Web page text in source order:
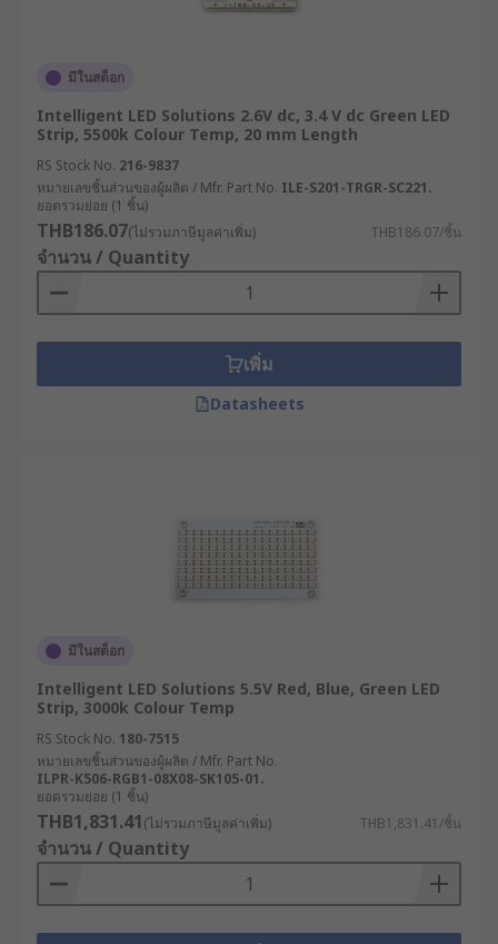
มีในสต็อก
Intelligent LED Solutions 2.6V dc, 3.4 V dc Green LED
Strip, 5500k Colour Temp, 20 mm Length
RS Stock No. 216-9837
หมายเลขชิ้นส่วนของผู้ผลิต / Mfr. Part No. ILE-S201-TRGR-SC221.
ยอดรวมย่อย (1 ชิ้น)
THB186.07(ไม่รวมภาษีมูลค่าเพิ่ม) THB186.07/ชิ้น
จำนวน / Quantity
เพิ่ม
Datasheets
มีในสต็อก
Intelligent LED Solutions 5.5V Red, Blue, Green LED
Strip, 3000k Colour Temp
RS Stock No. 180-7515
หมายเลขชิ้นส่วนของผู้ผลิต / Mfr. Part No.
ILPR-K506-RGB1-08X08-SK105-01.
ยอดรวมย่อย (1 ชิ้น)
THB1,831.41(ไม่รวมภาษีมูลค่าเพิ่ม) THB1,831.41/ชิ้น
จำนวน / Quantity